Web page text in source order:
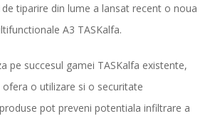
tiparire din lume a lansat recent o noua
A3 TASKalfa.
pe succesul gamei TASKalfa existente,
o utilizare si o securitate
pot preveni potentiala infiltrare a